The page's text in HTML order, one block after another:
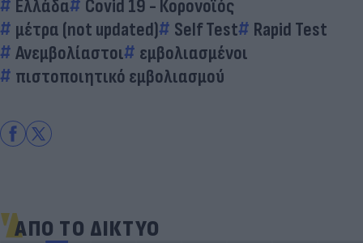
Ελλάδα
Covid 19 - Κορονοϊός
μέτρα (not updated)
Self Test
Rapid Test
Ανεμβολίαστοι
εμβολιασμένοι
πιστοποιητικό εμβολιασμού
ΑΠΟ ΤΟ ΔΙΚΤΥΟ